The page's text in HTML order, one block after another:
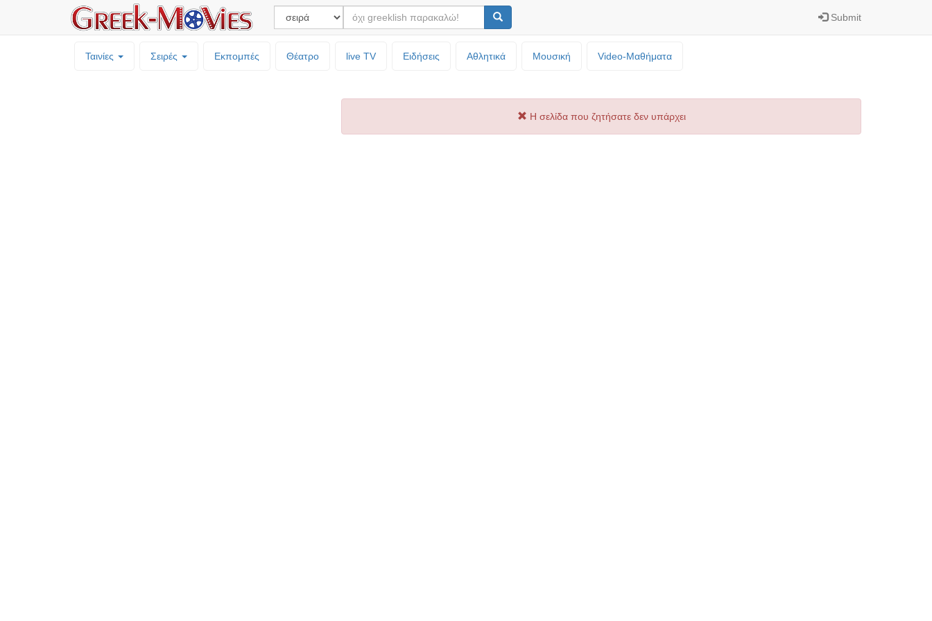
Submit
Ταινίες Σειρές Εκπομπές Θέατρο live TV Ειδήσεις Αθλητικά Μουσική Video-Mαθήματα
Η σελίδα που ζητήσατε δεν υπάρχει